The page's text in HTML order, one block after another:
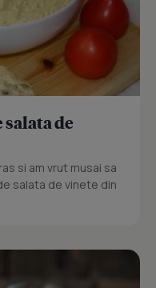
salata de
si am vrut musai sa
salata de vinete din